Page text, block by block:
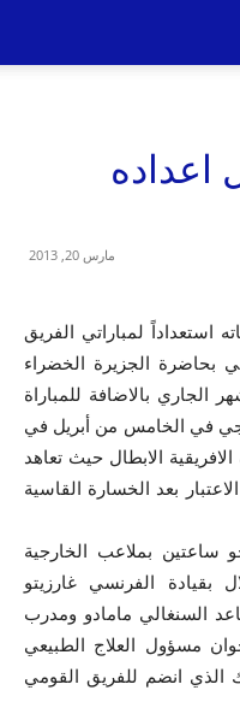
اعداده
مارس 20, 2013
استعداداً لمباراتي الفريق
بحاضرة الجزيرة الخضراء
الجاري بالاضافة للمباراة
في الخامس من أبريل في
لبطولة الاندية الافريقية الابطال حيث تعاهد
بعد الخسارة القاسية
بملاعب الخارجية
بقيادة الفرنسي غارزيتو
السنغالي مامادو ومدرب
مسؤول العلاج الطبيعي
انضم للفريق القومي